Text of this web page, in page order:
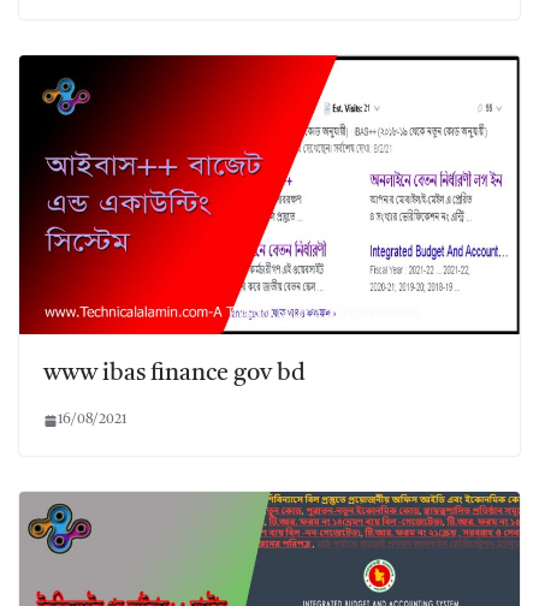
www ibas finance gov bd
16/08/2021